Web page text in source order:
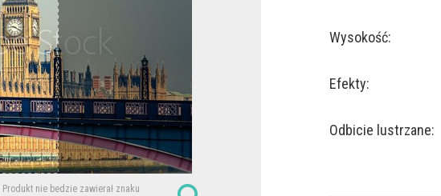
Produkt nie bedzie zawierał znaku
Wysokość:
Efekty:
Odbicie lustrzane: